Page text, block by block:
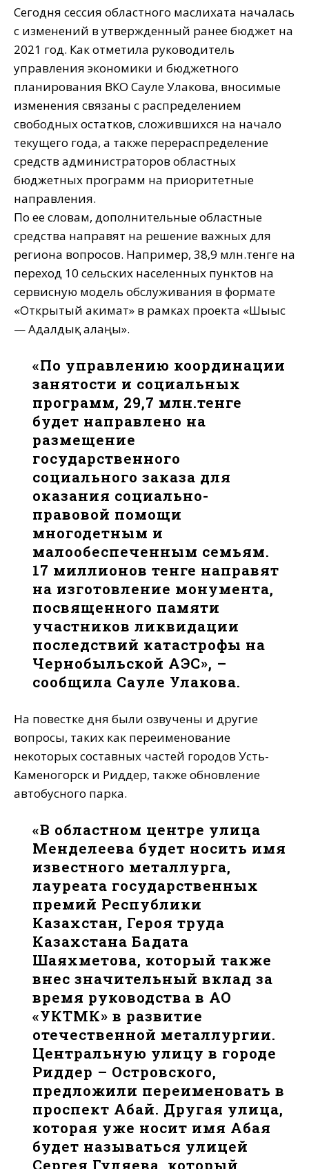
Сегодня сессия областного маслихата началась
с изменений в утвержденный ранее бюджет на
2021 год. Как отметила руководитель
управления экономики и бюджетного
планирования ВКО Сауле Улакова, вносимые
изменения связаны с распределением
свободных остатков, сложившихся на начало
текущего года, а также перераспределение
средств администраторов областных
бюджетных программ на приоритетные
направления.
По ее словам, дополнительные областные
средства направят на решение важных для
региона вопросов. Например, 38,9 млн.тенге на
переход 10 сельских населенных пунктов на
сервисную модель обслуживания в формате
«Открытый акимат» в рамках проекта «Шығыс
— Адалдық алаңы».
«По управлению координации
занятости и социальных
программ, 29,7 млн.тенге
будет направлено на
размещение
государственного
социального заказа для
оказания социально-
правовой помощи
многодетным и
малообеспеченным семьям.
17 миллионов тенге направят
на изготовление монумента,
посвященного памяти
участников ликвидации
последствий катастрофы на
Чернобыльской АЭС», –
сообщила Сауле Улакова.
На повестке дня были озвучены и другие
вопросы, таких как переименование
некоторых составных частей городов Усть-
Каменогорск и Риддер, также обновление
автобусного парка.
«В областном центре улица
Менделеева будет носить имя
известного металлурга,
лауреата государственных
премий Республики
Казахстан, Героя труда
Казахстана Бағдата
Шаяхметова, который также
внес значительный вклад за
время руководства в АО
«УКТМК» в развитие
отечественной металлургии.
Центральную улицу в городе
Риддер – Островского,
предложили переименовать в
проспект Абай. Другая улица,
которая уже носит имя Абая
будет называться улицей
Сергея Гуляева, который